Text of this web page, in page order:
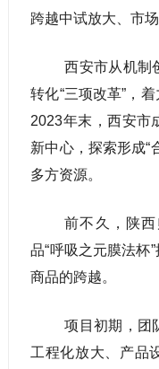
跨越中试放大、市
西安市从机制
转化“三项改革”，
2023年末，西安市
新中心，探索形成“
多方资源。
前不久，陕
品“呼吸之元膜法杯
商品的跨越。
项目初期，团
工程化放大、产品